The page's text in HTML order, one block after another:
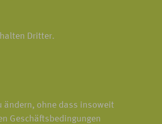
Dritter.
ändern, ohne dass insoweit
Geschäftsbedingungen